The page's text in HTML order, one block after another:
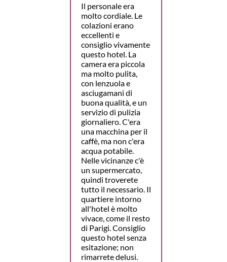
Il personale era
molto cordiale. Le
colazioni erano
eccellenti e
consiglio vivamente
questo hotel. La
camera era piccola
ma molto pulita,
con lenzuola e
asciugamani di
buona qualità, e un
servizio di pulizia
giornaliero. C'era
una macchina per il
caffè, ma non c'era
acqua potabile.
Nelle vicinanze c'è
un supermercato,
quindi troverete
tutto il necessario. Il
quartiere intorno
all'hotel è molto
vivace, come il resto
di Parigi. Consiglio
questo hotel senza
esitazione; non
rimarrete delusi.